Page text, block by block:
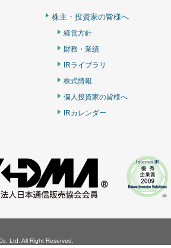
株主・投資家の皆様へ
経営方針
財務・業績
IRライブラリ
株式情報
個人投資家の皆様へ
IRカレンダー
Ltd. All Right Reserved.